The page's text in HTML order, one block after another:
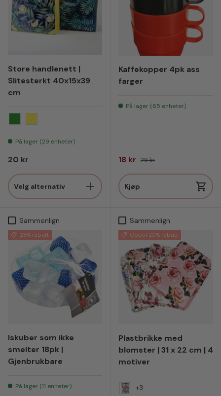
Store handlenett |
Slitesterkt 40x15x39
cm
På lager (29 enheter)
Vanlig pris
20 kr
Velg alternativ
Kaffekopper 4pk ass
farger
På lager (65 enheter)
Salgspris
18 kr Vanlig pris
29 kr
Kjøp
Sammenlign
28% rabatt
Iskuber som ikke
smelter 18pk |
Gjenbrukbare
På lager (11 enheter)
Sammenlign
Opptil 20% rabatt
Plastbrikke med
blomster | 31 x 22 cm | 4
motiver
+3